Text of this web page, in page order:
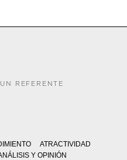
REFERENTE
ATRACTIVIDAD
Y OPINIÓN